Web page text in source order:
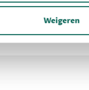
Weigeren
een verjaardag de
in je mailbox